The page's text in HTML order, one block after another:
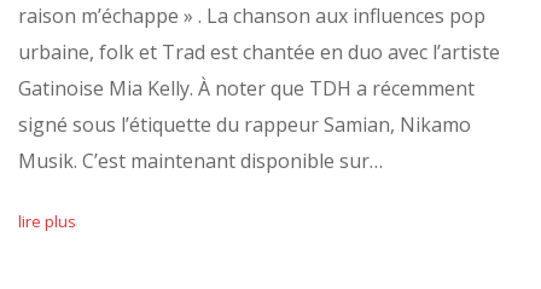
raison m’échappe » . La chanson aux influences pop
urbaine, folk et Trad est chantée en duo avec l’artiste
Gatinoise Mia Kelly. À noter que TDH a récemment
signé sous l’étiquette du rappeur Samian, Nikamo
Musik. C’est maintenant disponible sur…
lire plus